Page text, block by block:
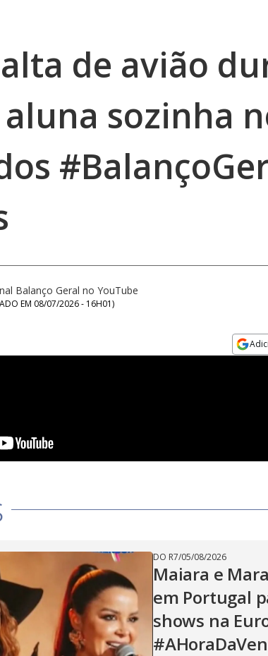
de avião
sozinha
Balanço Geral no YouTube
EM 08/07/2026 - 16H01)
DO R7/05/08/2026
Maiara e
em Portugal
shows na